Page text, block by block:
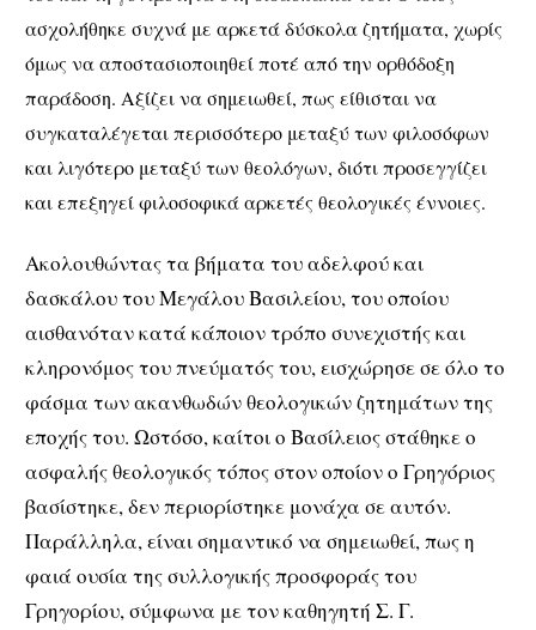
ασχολήθηκε συχνά με αρκετά δύσκολα ζητήματα, χωρίς
όμως να αποστασιοποιηθεί ποτέ από την ορθόδοξη
παράδοση. Αξίζει να σημειωθεί, πως είθισται να
συγκαταλέγεται περισσότερο μεταξύ των φιλοσόφων
και λιγότερο μεταξύ των θεολόγων, διότι προσεγγίζει
και επεξηγεί φιλοσοφικά αρκετές θεολογικές έννοιες.
Ακολουθώντας τα βήματα του αδελφού και
δασκάλου του Μεγάλου Βασιλείου, του οποίου
αισθανόταν κατά κάποιον τρόπο συνεχιστής και
κληρονόμος του πνεύματός του, εισχώρησε σε όλο το
φάσμα των ακανθωδών θεολογικών ζητημάτων της
εποχής του. Ωστόσο, καίτοι ο Βασίλειος στάθηκε ο
ασφαλής θεολογικός τόπος στον οποίον ο Γρηγόριος
βασίστηκε, δεν περιορίστηκε μονάχα σε αυτόν.
Παράλληλα, είναι σημαντικό να σημειωθεί, πως η
φαιά ουσία της συλλογικής προσφοράς του
Γρηγορίου, σύμφωνα με τον καθηγητή Σ. Γ.